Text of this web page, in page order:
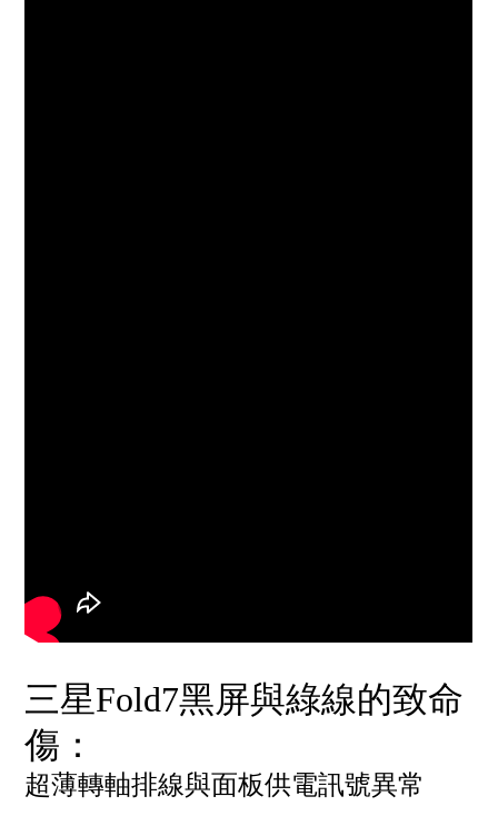
三星Fold7黑屏與綠線的致命
傷：
超薄轉軸排線與面板供電訊號異常